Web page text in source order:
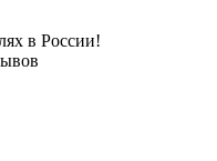
в России!